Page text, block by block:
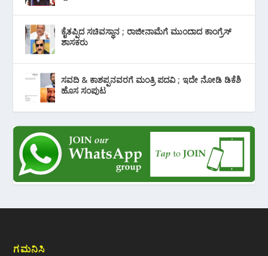
ಕೈತಪ್ಪಿದ ಸಚಿವಸ್ಥಾನ ; ರಾಜೀನಾಮೆಗೆ ಮುಂದಾದ ಕಾಂಗ್ರೆಸ್
‌ಶಾಸಕರು
ಸವದಿ & ಕಾಶಪ್ಪನವರಗೆ ಮಂತ್ರಿ ಪದವಿ ; ಇದೇ ನೋಡಿ‌ ಡಿಕೆಶಿ
ಹೊಸ ಸಂಪುಟ
ಗಮನಿಸಿ